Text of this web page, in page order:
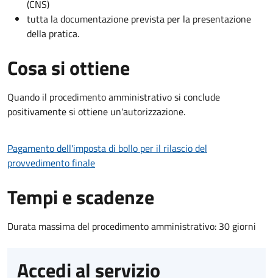
(CNS)
tutta la documentazione prevista per la presentazione
della pratica.
Cosa si ottiene
Quando il procedimento amministrativo si conclude
positivamente si ottiene un'autorizzazione.
Pagamento dell'imposta di bollo per il rilascio del
provvedimento finale
Tempi e scadenze
Durata massima del procedimento amministrativo: 30 giorni
Accedi al servizio